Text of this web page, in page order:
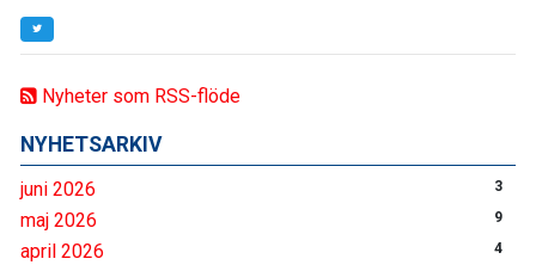
Nyheter som RSS-flöde
NYHETSARKIV
juni 2026 3
maj 2026 9
april 2026 4